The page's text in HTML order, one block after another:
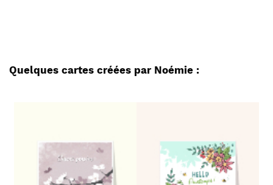
Quelques cartes créées par Noémie :